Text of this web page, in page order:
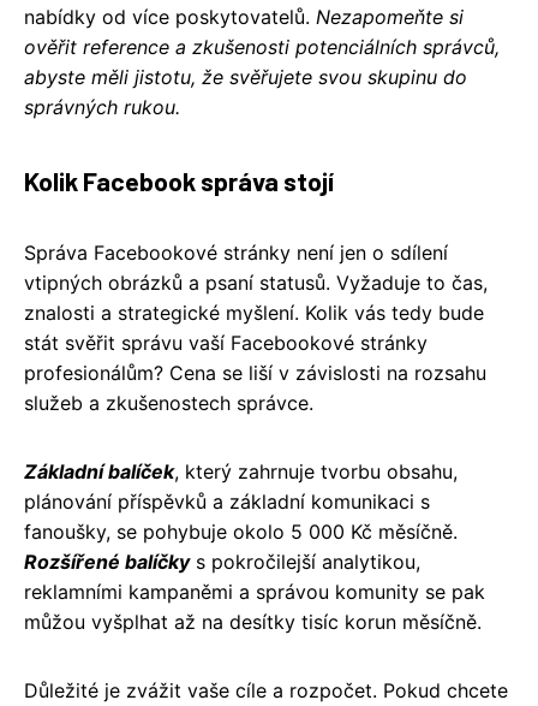
nabídky od více poskytovatelů. Nezapomeňte si
ověřit reference a zkušenosti potenciálních správců,
abyste měli jistotu, že svěřujete svou skupinu do
správných rukou.
Kolik Facebook správa stojí
Správa Facebookové stránky není jen o sdílení
vtipných obrázků a psaní statusů. Vyžaduje to čas,
znalosti a strategické myšlení. Kolik vás tedy bude
stát svěřit správu vaší Facebookové stránky
profesionálům? Cena se liší v závislosti na rozsahu
služeb a zkušenostech správce.
Základní balíček, který zahrnuje tvorbu obsahu,
plánování příspěvků a základní komunikaci s
fanoušky, se pohybuje okolo 5 000 Kč měsíčně.
Rozšířené balíčkys pokročilejší analytikou,
reklamními kampaněmi a správou komunity se pak
můžou vyšplhat až na desítky tisíc korun měsíčně.
Důležité je zvážit vaše cíle a rozpočet. Pokud chcete